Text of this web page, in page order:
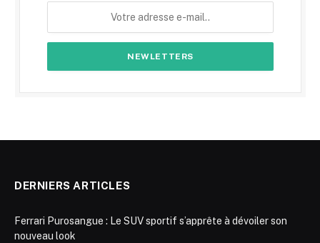
DERNIERS ARTICLES
Ferrari Purosangue : Le SUV sportif s’apprête à dévoiler son
nouveau look